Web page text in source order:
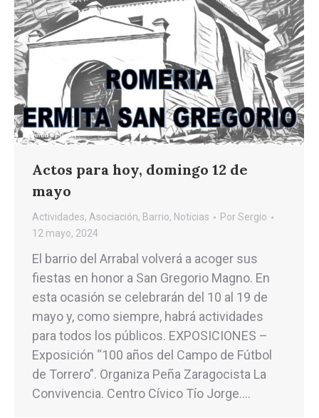
Actos para hoy, domingo 12 de
mayo
Actividades, Asociación, Barrio, Noticias PorSergio
12 mayo, 2024
El barrio del Arrabal volverá a acoger sus
fiestas en honor a San Gregorio Magno. En
esta ocasión se celebrarán del 10 al 19 de
mayo y, como siempre, habrá actividades
para todos los públicos. EXPOSICIONES –
Exposición “100 años del Campo de Fútbol
de Torrero”. Organiza Peña Zaragocista La
Convivencia. Centro Cívico Tío Jorge.…